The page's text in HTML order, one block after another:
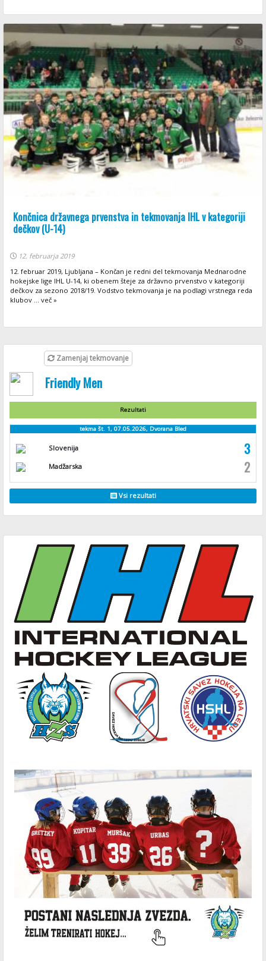
Končnica državnega prvenstva in tekmovanja IHL v kategoriji
dečkov (U-14)
12. februarja 2019
12. februar 2019, Ljubljana – Končan je redni del tekmovanja Mednarodne
hokejske lige IHL U-14, ki obenem šteje za državno prvenstvo v kategoriji
dečkov za sezono 2018/19. Vodstvo tekmovanja je na podlagi vrstnega reda
klubov ... več »
Zamenjaj tekmovanje
Friendly Men
Rezultati
tekma št. 1, 07.05.2026, Dvorana Bled
Slovenija 3
Madžarska 2
Vsi rezultati